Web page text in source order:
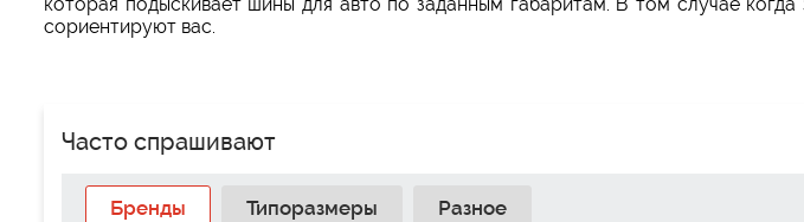
сориентируют вас.
Часто спрашивают
Бренды Типоразмеры Разное